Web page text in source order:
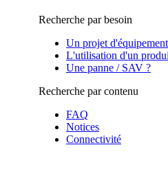
Recherche par besoin
Un projet
L'utilisation d'un
Une panne / SAV ?
Recherche par contenu
FAQ
Notices
Connectivité